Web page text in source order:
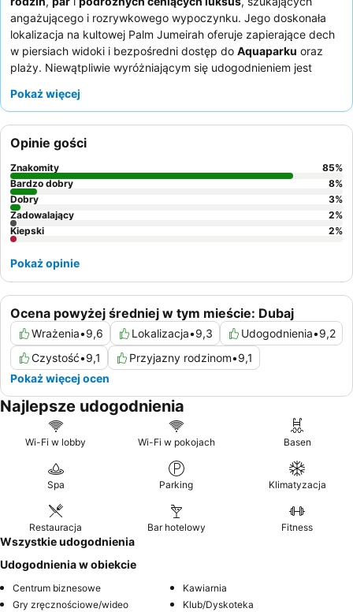
angażującego i rozrywkowego wypoczynku. Jego doskonała
lokalizacja na kultowej Palm Jumeirah oferuje zapierające dech
w piersiach widoki i bezpośredni dostęp do Aquaparku oraz
plaży. Niewątpliwie wyróżniającym się udogodnieniem jest
i Lost Chambers Aquarium
chwalą wyjątkową obsługę oraz różnorodne, wysokiej jakości
dania, a bufety śniadaniowe
Kaleidoscope są szczególnie polecane. Aby przeżyć naprawdę
wyjątkowe doświadczenie, warto zarezerwować pokój z
widokiem na Palm Jumeirah lub morze, co z pewnością
wzbogaci pobyt.
Pokaż więcej
Ocena powyżej średniej w tym mieście: Dubaj
Wrażenia•9,6 Lokalizacja•9,3 Udogodnienia•9,2
Czystość•9,1 Przyjazny rodzinom•9,1
Pokaż więcej ocen
Opinie gości
Znakomity 85%
Bardzo dobry
8%
Dobry
3%
Zadowalający
2%
Kiepski
2%
Pokaż opinie
Najlepsze udogodnienia
Wi-Fi w lobby Wi-Fi w pokojach Basen
Spa Parking Klimatyzacja
Restauracja Bar hotelowy Fitness
Wszystkie udogodnienia
Udogodnienia w obiekcie
Centrum biznesowe
Kawiarnia
Gry zręcznościowe/wideo
Klub/Dyskoteka